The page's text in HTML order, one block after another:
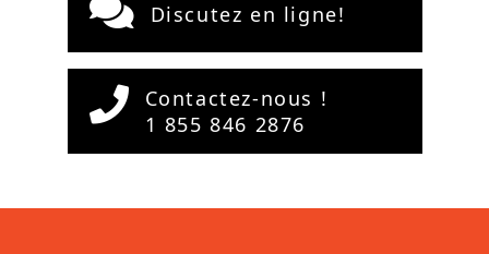
Discutez en ligne!
Contactez-nous !
1 855 846 2876